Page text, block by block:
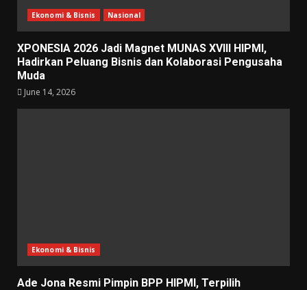
Ekonomi & Bisnis Nasional
XPONESIA 2026 Jadi Magnet MUNAS XVIII HIPMI,
Hadirkan Peluang Bisnis dan Kolaborasi Pengusaha
Muda
June 14, 2026
Ekonomi & Bisnis
Ade Jona Resmi Pimpin BPP HIPMI, Terpilih